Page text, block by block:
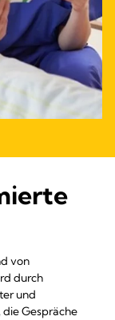
von
durch
und
Gespräche